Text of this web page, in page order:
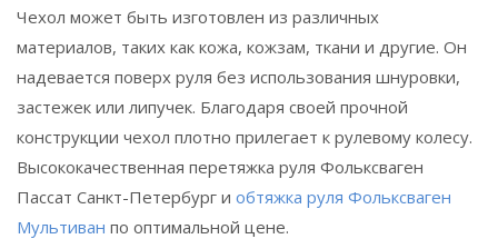
Чехол может быть изготовлен из различных
материалов, таких как кожа, кожзам, ткани и другие. Он
надевается поверх руля без использования шнуровки,
застежек или липучек. Благодаря своей прочной
конструкции чехол плотно прилегает к рулевому колесу.
Высококачественная перетяжка руля Фольксваген
Пассат Санкт-Петербург и обтяжка руля Фольксваген
Мультиван по оптимальной цене.